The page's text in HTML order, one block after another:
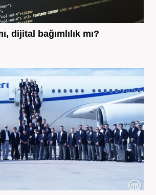
dijital bağımlılık mı?